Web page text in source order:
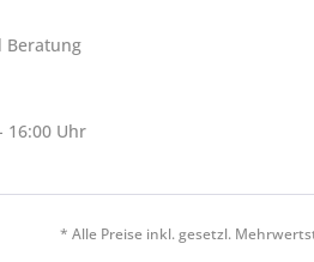
Beratung
16:00 Uhr
* Alle Preise inkl. gesetzl.